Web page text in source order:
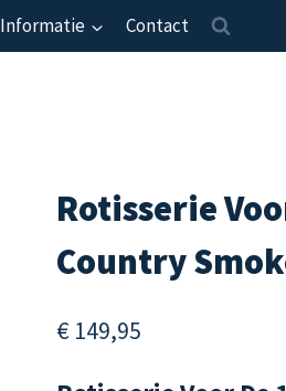
Informatie Contact
Rotisserie
Country
€ 149,95